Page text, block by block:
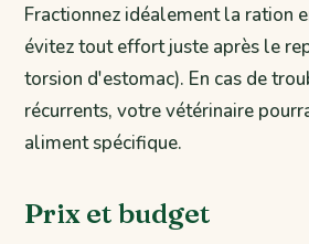
Fractionnez idéalement la ration
évitez tout effort juste après le
torsion d'estomac). En cas de
récurrents, votre vétérinaire
aliment spécifique.
Prix et budget